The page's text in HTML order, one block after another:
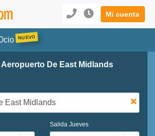
Mi cuenta
Aeropuerto De East Midlands
Salida Jueves